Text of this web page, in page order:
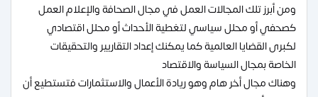
ومن أبرز تلك المجالات العمل في مجال الصحافة والإعلام العمل
كصحفي أو محلل سياسي لتغطية الأحداث أو محلل اقتصادي
لكبرى القضايا العالمية كما يمكنك إعداد التقاريير والتحقيقات
الخاصة بمجال السياسة والاقتصاد
وهناك مجال أخر هام وهو ريادة الأعمال والاستثمارات فتستطيع أن